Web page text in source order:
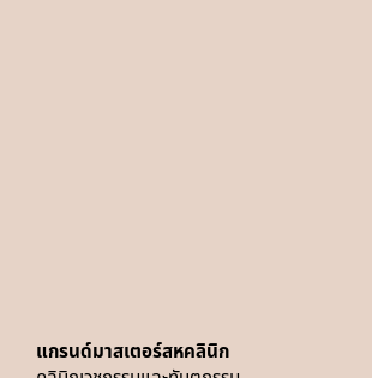
แกรนด์มาสเตอร์สหคลินิก